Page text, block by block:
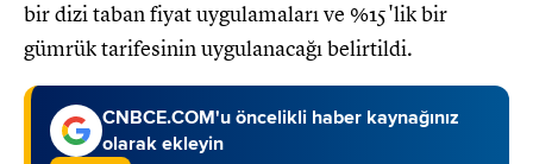
bir dizi taban fiyat uygulamaları ve %15'lik bir
gümrük tarifesinin uygulanacağı belirtildi.
CNBCE.COM'u öncelikli haber kaynağınız
olarak ekleyin